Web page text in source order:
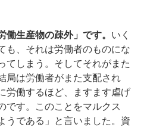
働生産物の疎外」です。 いく
も、それは労働者のものにな
てしまう。そしてそれがまた
局は労働者がまた支配され
労働するほど、ますます虐げ
です。このことをマルクス
うである」と言いました。資